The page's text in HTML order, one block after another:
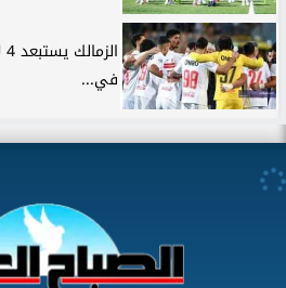
في...